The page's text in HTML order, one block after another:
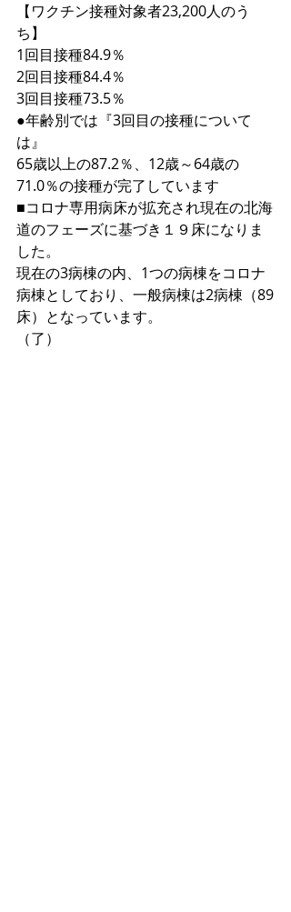
【ワクチン接種対象者23,200人のう
ち】
1回目接種84.9％
2回目接種84.4％
3回目接種73.5％
●年齢別では『3回目の接種について
は』
65歳以上の87.2％、12歳～64歳の
71.0％の接種が完了しています
■コロナ専用病床が拡充され現在の北海
道のフェーズに基づき１９床になりま
した。
現在の3病棟の内、1つの病棟をコロナ
病棟としており、一般病棟は2病棟（89
床）となっています。
（了）